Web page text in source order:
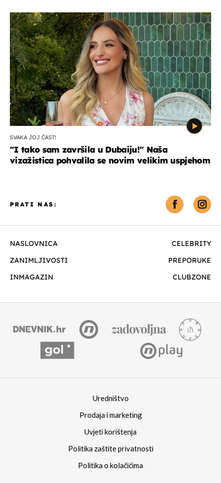
SVAKA JOJ ČAST!
"I tako sam završila u Dubaiju!" Naša
vizažistica pohvalila se novim velikim uspjehom
NASLOVNICA
CELEBRITY
ZANIMLJIVOSTI
PREPORUKE
INMAGAZIN
CLUBZONE
PRATI NAS:
Uredništvo
Prodaja i marketing
Uvjeti korištenja
Politika zaštite privatnosti
Politika o kolačićima